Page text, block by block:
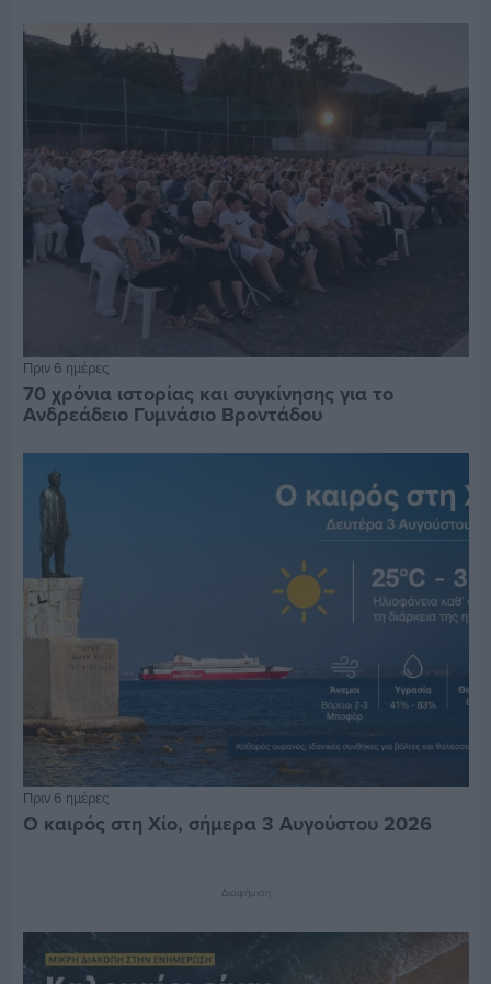
Πριν 6 ημέρες
70 χρόνια ιστορίας και συγκίνησης για το
Ανδρεάδειο Γυμνάσιο Βροντάδου
Πριν 6 ημέρες
Ο καιρός στη Χίο, σήμερα 3 Αυγούστου 2026
Διαφήμιση